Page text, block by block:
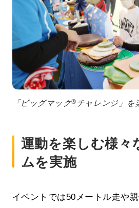
「ビッグマック® チャレンジ」を
運動を楽しむ様々
ムを実施
イベントでは50メートル走や